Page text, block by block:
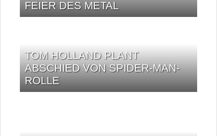
FEIER DES METAL
TOM HOLLAND PLANT
ABSCHIED VON SPIDER-MAN-
ROLLE